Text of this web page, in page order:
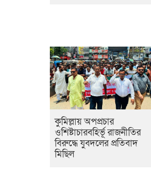
কুমিল্লায় অপপ্রচার
ওশিষ্টাচারবহির্ভূ রাজনীতির
বিরুদ্ধে যুবদলের প্রতিবাদ
মিছিল